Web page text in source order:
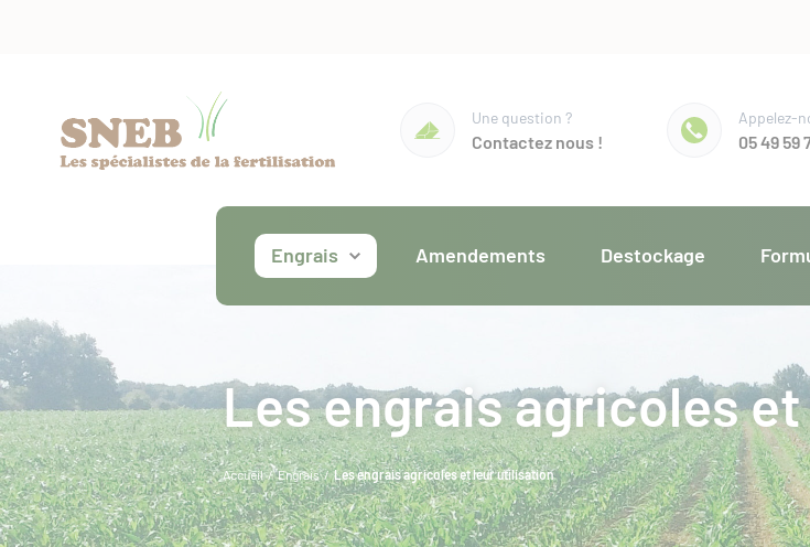
Une question ?
Contactez nous !
Appelez-
05 49 59
Engrais
Organique
Amendements Destockage
Les engrais agricoles
Accueil/Engrais/Les engrais agricoles et leur utilisation